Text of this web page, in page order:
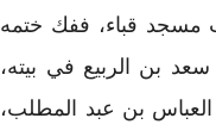
مسجد قباء، ففك ختمه
بن الربيع في بيته،
بن عبد المطلب،